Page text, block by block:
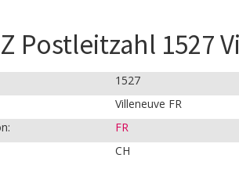
Postleitzahl 1527
1527
Villeneuve FR
FR
CH